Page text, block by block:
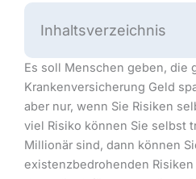
Inhaltsverzeichnis
Es soll Menschen geben, die
Krankenversicherung Geld
aber nur, wenn Sie Risiken
viel Risiko können Sie selbst
Millionär sind, dann können
existenzbedrohenden